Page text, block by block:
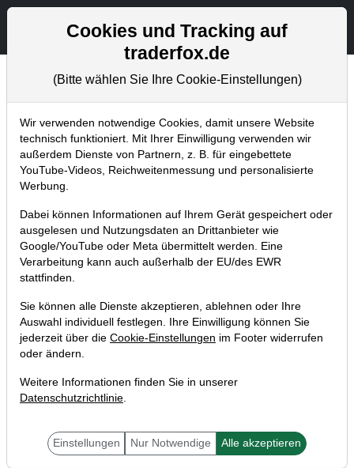
Aktien- und Artikelsuche
Tradingerfolge
Home Blog Tradingerfolge
Stratec-Trade ist über 30% vorne.
TraderFox-Gewinnserie geht weiter!
07.04.2020 um 13:58 Uhr | TraderFox GmbH
Cookies und Tracking auf
traderfox.de
(Bitte wählen Sie Ihre Cookie-Einstellungen)
Wir verwenden notwendige Cookies, damit unsere Website
technisch funktioniert. Mit Ihrer Einwilligung verwenden wir
außerdem Dienste von Partnern, z. B. für eingebettete
YouTube-Videos, Reichweitenmessung und personalisierte
Werbung.
Dabei können Informationen auf Ihrem Gerät gespeichert oder
ausgelesen und Nutzungsdaten an Drittanbieter wie
Google/YouTube oder Meta übermittelt werden. Eine
Verarbeitung kann auch außerhalb der EU/des EWR
stattfinden.
Sie können alle Dienste akzeptieren, ablehnen oder Ihre
Auswahl individuell festlegen. Ihre Einwilligung können Sie
jederzeit über die Cookie-Einstellungen im Footer widerrufen
oder ändern.
Weitere Informationen finden Sie in unserer
Datenschutzrichtlinie.
Einstellungen Nur Notwendige Alle akzeptieren